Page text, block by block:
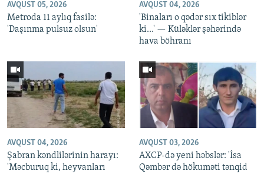
AVQUST 05, 2026
Metroda 11 aylıq fasilə:
'Daşınma pulsuz olsun'
AVQUST 04, 2026
'Binaları o qədər sıx tikiblər
ki...' — Küləklər şəhərində
hava böhranı
AVQUST 04, 2026
Şabran kəndlilərinin harayı:
'Məcburuq ki, heyvanları
AVQUST 03, 2026
AXCP-də yeni həbslər: 'İsa
Qəmbər də hökuməti tənqid